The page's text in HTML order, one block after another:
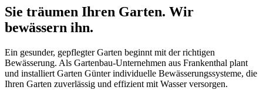
Sie träumen Ihren Garten. Wir
bewässern ihn.
Ein gesunder, gepflegter Garten beginnt mit der richtigen
Bewässerung. Als Gartenbau-Unternehmen aus Frankenthal plant
und installiert Garten Günter individuelle Bewässerungssysteme, die
Ihren Garten zuverlässig und effizient mit Wasser versorgen.